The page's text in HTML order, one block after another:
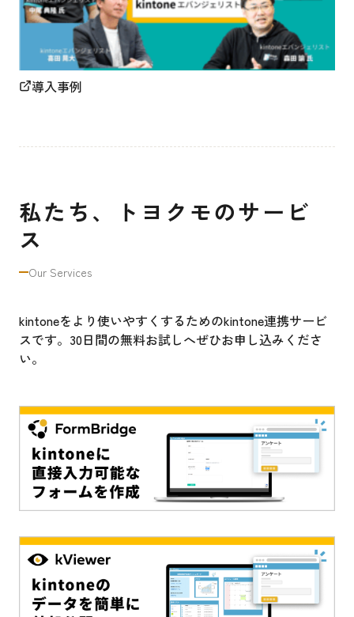
導入事例
私たち、トヨクモのサービ
ス
Our Services
kintoneをより使いやすくするためのkintone連携サービ
スです。30日間の無料お試しへぜひお申し込みくださ
い。